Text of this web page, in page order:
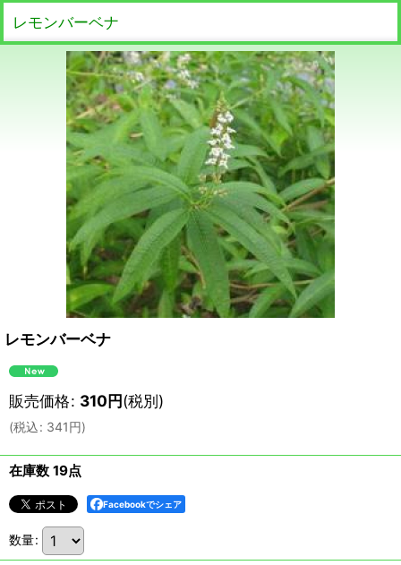
レモンバーベナ
レモンバーベナ
販売価格: 310円(税別)
(税込: 341円)
在庫数 19点
Facebookでシェア
数量: